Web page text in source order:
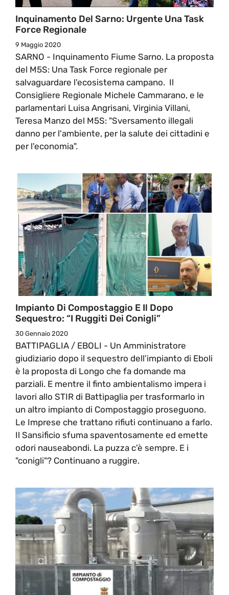
Inquinamento Del Sarno: Urgente Una Task
Force Regionale
9 Maggio 2020
SARNO - Inquinamento Fiume Sarno. La proposta
del M5S: Una Task Force regionale per
salvaguardare l'ecosistema campano. Il
Consigliere Regionale Michele Cammarano, e le
parlamentari Luisa Angrisani, Virginia Villani,
Teresa Manzo del M5S: "Sversamento illegali
danno per l'ambiente, per la salute dei cittadini e
per l'economia".
Impianto Di Compostaggio E Il Dopo
Sequestro: “i Ruggiti Dei Conigli”
30 Gennaio 2020
BATTIPAGLIA / EBOLI - Un Amministratore
giudiziario dopo il sequestro dell'impianto di Eboli
è la proposta di Longo che fa domande ma
parziali. E mentre il finto ambientalismo impera i
lavori allo STIR di Battipaglia per trasformarlo in
un altro impianto di Compostaggio proseguono.
Le Imprese che trattano rifiuti continuano a farlo.
Il Sansificio sfuma spaventosamente ed emette
odori nauseabondi. La puzza c'è sempre. E i
"conigli"? Continuano a ruggire.